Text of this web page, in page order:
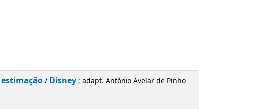
Disney; adapt. António Avelar de Pinho